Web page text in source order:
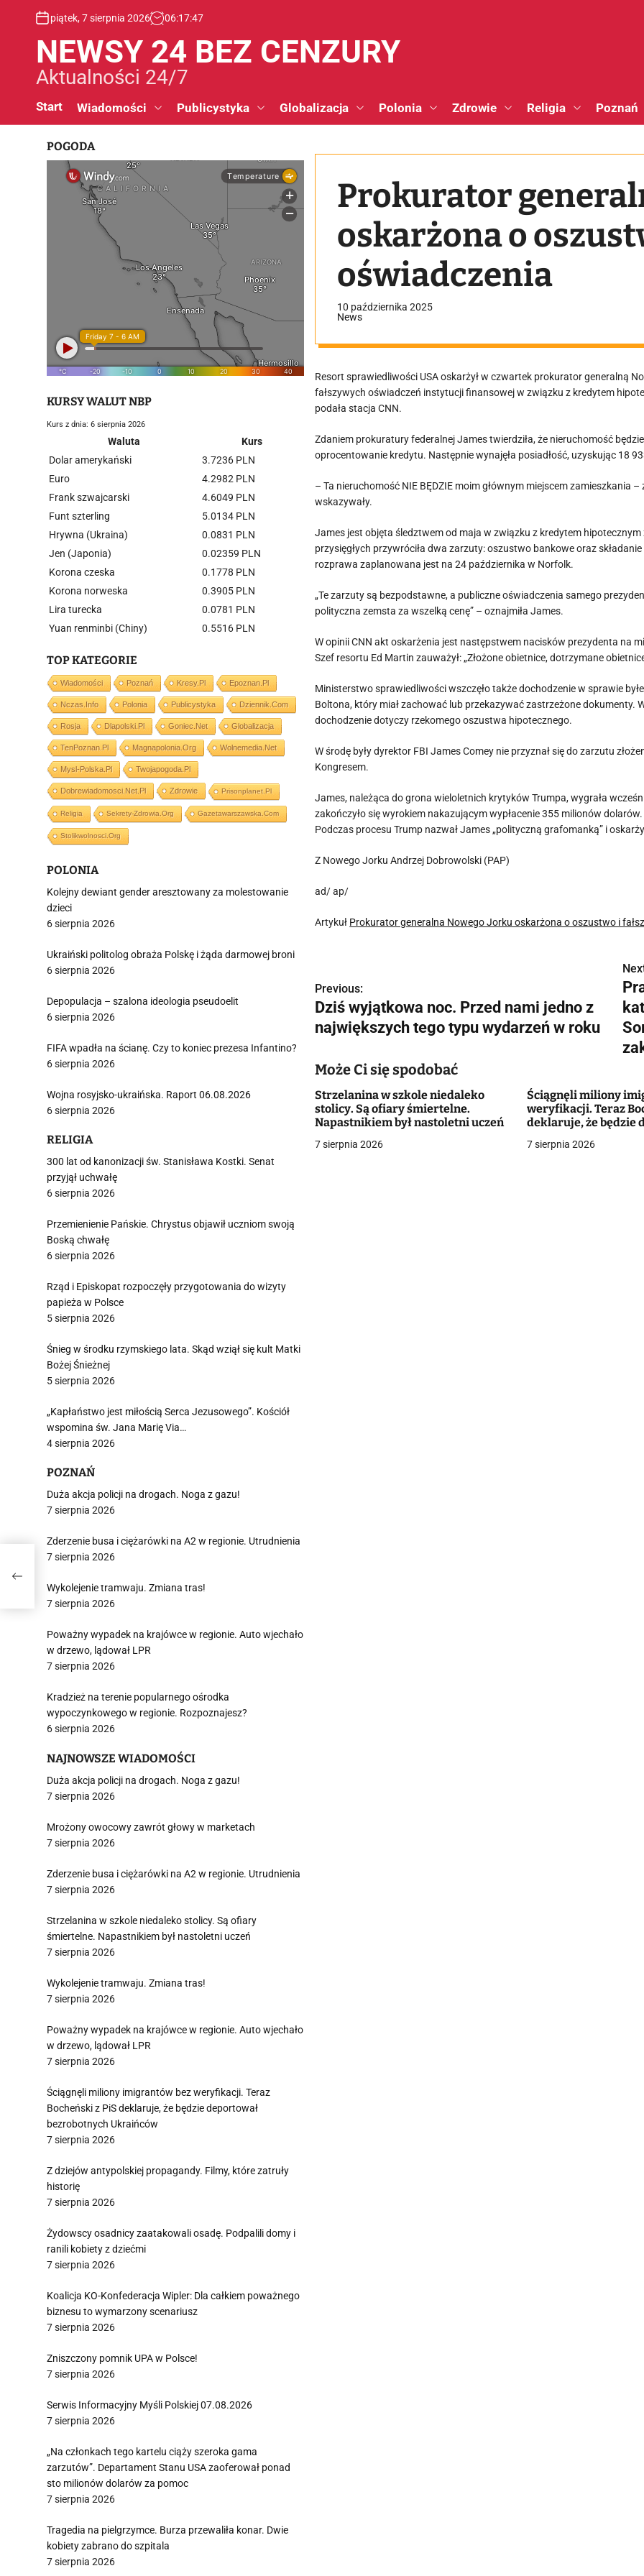
piątek, 7 sierpnia 2026 06:17:48
NEWSY 24 BEZ CENZURY
Aktualności 24/7
Start Wiadomości Publicystyka Globalizacja Polonia Zdrowie Religia Poznań
Prokurator
oskarżona o
oświadczenia
10 października 2025
News
Resort sprawiedliwości USA oskarżył w czwartek prokurator generalną
fałszywych oświadczeń instytucji finansowej w związku z kredytem
podała stacja CNN.
Zdaniem prokuratury federalnej James twierdziła, że nieruchomość
oprocentowanie kredytu. Następnie wynajęła posiadłość, uzyskując 18
– Ta nieruchomość NIE BĘDZIE moim głównym miejscem zamieszkania
wskazywały.
James jest objęta śledztwem od maja w związku z kredytem
przysięgłych przywróciła dwa zarzuty: oszustwo bankowe oraz
rozprawa zaplanowana jest na 24 października w Norfolk.
„Te zarzuty są bezpodstawne, a publiczne oświadczenia samego
polityczna zemsta za wszelką cenę” – oznajmiła James.
W opinii CNN akt oskarżenia jest następstwem nacisków prezydenta na
Szef resortu Ed Martin zauważył: „Złożone obietnice, dotrzymane
Ministerstwo sprawiedliwości wszczęło także dochodzenie w sprawie
Boltona, który miał zachować lub przekazywać zastrzeżone dokumenty.
dochodzenie dotyczy rzekomego oszustwa hipotecznego.
W środę były dyrektor FBI James Comey nie przyznał się do zarzutu
Kongresem.
James, należąca do grona wieloletnich krytyków Trumpa, wygrała
zakończyło się wyrokiem nakazującym wypłacenie 355 milionów
Podczas procesu Trump nazwał James „polityczną grafomanką” i
Z Nowego Jorku Andrzej Dobrowolski (PAP)
ad/ ap/
Artykuł Prokurator generalna Nowego Jorku oskarżona o oszustwo i
a
w
a
c
Previous:
Dziś wyjątkowa noc. Przed nami jedno z
największych tego typu wydarzeń w roku
Może Ci się spodobać
Strzelanina w szkole niedaleko
stolicy. Są ofiary śmiertelne.
Napastnikiem był nastoletni uczeń
7 sierpnia 2026
Ściągnęli miliony
weryfikacji. Teraz
deklaruje, że będzie
7 sierpnia 2026
POGODA
KURSY WALUT NBP
Kurs z dnia: 6 sierpnia 2026
Waluta
Kurs
Dolar amerykański
3.7236 PLN
Euro
4.2982 PLN
Frank szwajcarski
4.6049 PLN
Funt szterling
5.0134 PLN
Hrywna (Ukraina)
0.0831 PLN
Jen (Japonia)
0.02359 PLN
Korona czeska
0.1778 PLN
Korona norweska
0.3905 PLN
Lira turecka
0.0781 PLN
Yuan renminbi (Chiny)
0.5516 PLN
TOP KATEGORIE
Wiadomości Poznań Kresy.pl Epoznan.pl
Nczas.info Polonia Publicystyka Dziennik.com
Rosja Dlapolski.pl Goniec.net Globalizacja
TenPoznan.pl Magnapolonia.org Wolnemedia.net
Mysl-Polska.pl Twojapogoda.pl
Dobrewiadomosci.net.pl Zdrowie Prisonplanet.pl
Religia Sekrety-Zdrowia.org Gazetawarszawska.com
Stolikwolnosci.org
POLONIA
Kolejny dewiant gender aresztowany za molestowanie
dzieci
6 sierpnia 2026
Ukraiński politolog obraża Polskę i żąda darmowej broni
6 sierpnia 2026
Depopulacja – szalona ideologia pseudoelit
6 sierpnia 2026
FIFA wpadła na ścianę. Czy to koniec prezesa Infantino?
6 sierpnia 2026
Wojna rosyjsko-ukraińska. Raport 06.08.2026
6 sierpnia 2026
RELIGIA
300 lat od kanonizacji św. Stanisława Kostki. Senat
przyjął uchwałę
6 sierpnia 2026
Przemienienie Pańskie. Chrystus objawił uczniom swoją
Boską chwałę
6 sierpnia 2026
Rząd i Episkopat rozpoczęły przygotowania do wizyty
papieża w Polsce
5 sierpnia 2026
Śnieg w środku rzymskiego lata. Skąd wziął się kult Matki
Bożej Śnieżnej
5 sierpnia 2026
„Kapłaństwo jest miłością Serca Jezusowego”. Kościół
wspomina św. Jana Marię Via…
4 sierpnia 2026
POZNAŃ
Duża akcja policji na drogach. Noga z gazu!
7 sierpnia 2026
Zderzenie busa i ciężarówki na A2 w regionie. Utrudnienia
7 sierpnia 2026
Wykolejenie tramwaju. Zmiana tras!
7 sierpnia 2026
Poważny wypadek na krajówce w regionie. Auto wjechało
w drzewo, lądował LPR
7 sierpnia 2026
Kradzież na terenie popularnego ośrodka
wypoczynkowego w regionie. Rozpoznajesz?
6 sierpnia 2026
NAJNOWSZE WIADOMOŚCI
Duża akcja policji na drogach. Noga z gazu!
7 sierpnia 2026
Mrożony owocowy zawrót głowy w marketach
7 sierpnia 2026
Zderzenie busa i ciężarówki na A2 w regionie. Utrudnienia
7 sierpnia 2026
Strzelanina w szkole niedaleko stolicy. Są ofiary
śmiertelne. Napastnikiem był nastoletni uczeń
7 sierpnia 2026
Wykolejenie tramwaju. Zmiana tras!
7 sierpnia 2026
Poważny wypadek na krajówce w regionie. Auto wjechało
w drzewo, lądował LPR
7 sierpnia 2026
Ściągnęli miliony imigrantów bez weryfikacji. Teraz
Bocheński z PiS deklaruje, że będzie deportował
bezrobotnych Ukraińców
7 sierpnia 2026
Z dziejów antypolskiej propagandy. Filmy, które zatruły
historię
7 sierpnia 2026
Żydowscy osadnicy zaatakowali osadę. Podpalili domy i
ranili kobiety z dziećmi
7 sierpnia 2026
Koalicja KO-Konfederacja Wipler: Dla całkiem poważnego
biznesu to wymarzony scenariusz
7 sierpnia 2026
Zniszczony pomnik UPA w Polsce!
7 sierpnia 2026
Serwis Informacyjny Myśli Polskiej 07.08.2026
7 sierpnia 2026
„Na członkach tego kartelu ciąży szeroka gama
zarzutów”. Departament Stanu USA zaoferował ponad
sto milionów dolarów za pomoc
7 sierpnia 2026
Tragedia na pielgrzymce. Burza przewaliła konar. Dwie
kobiety zabrano do szpitala
7 sierpnia 2026